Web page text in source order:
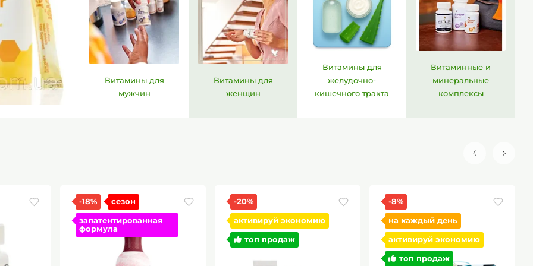
Витамины для
мужчин
Витамины для
женщин
Витамины для
желудочно-
кишечного тракта
Витаминные и
минеральные
комплексы
-20%
активируй экономию
топ продаж
-8%
на каждый день
активируй экономию
топ продаж
-23%